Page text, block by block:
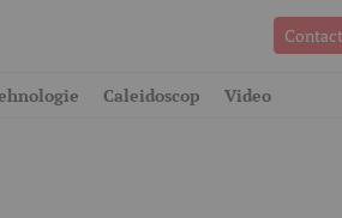
Contact
Caleidoscop Video